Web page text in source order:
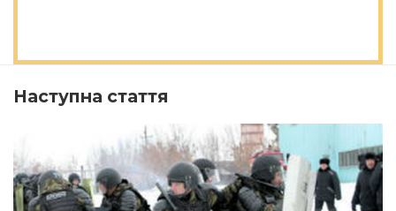
Наступна стаття